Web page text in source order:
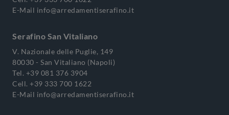
E-Mail info@arredamentiserafino.it
Serafino San Vitaliano
V. Nazionale delle Puglie, 149
80030 - San Vitaliano (Napoli)
Tel. +39 081 376 3904
Cell. +39 333 700 1622
E-Mail info@arredamentiserafino.it